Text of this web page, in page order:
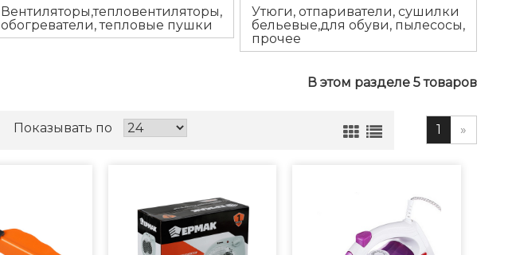
Вентиляторы,тепловентиляторы,
обогреватели, тепловые пушки
Утюги, отпариватели, сушилки
бельевые,для обуви, пылесосы,
прочее
В этом разделе 5 товаров
Показывать по 1 »